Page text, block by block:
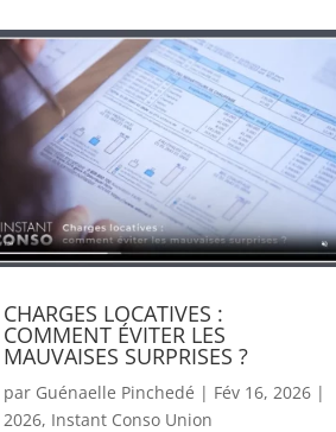
CHARGES LOCATIVES :
COMMENT ÉVITER LES
MAUVAISES SURPRISES ?
par Guénaelle Pinchedé | Fév 16, 2026|
2026, Instant Conso Union